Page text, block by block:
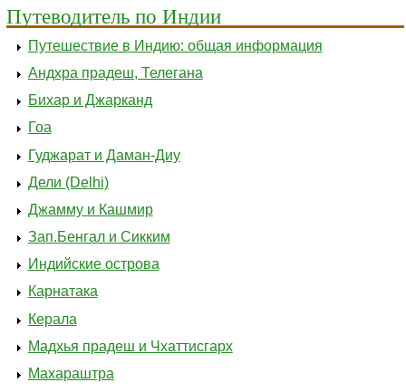
Путеводитель по Индии
Путешествие в Индию: общая информация
Андхра прадеш, Телегана
Бихар и Джарканд
Гоа
Гуджарат и Даман-Диу
Дели (Delhi)
Джамму и Кашмир
Зап.Бенгал и Сикким
Индийские острова
Карнатака
Керала
Мадхья прадеш и Чхаттисгарх
Махараштра